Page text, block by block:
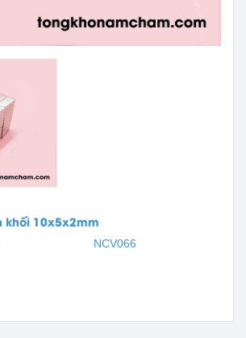
khối 10x5x2mm
NCV066